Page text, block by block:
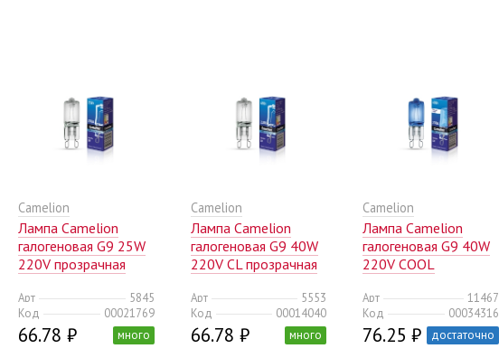
Camelion
Лампа Camelion
галогеновая G9 25W
220V прозрачная
Арт
5845
Код
00021769
66.78 ₽ много
Camelion
Лампа Camelion
галогеновая G9 40W
220V CL прозрачная
Арт
5553
Код
00014040
66.78 ₽ много
Camelion
Лампа Camelion
галогеновая G9 40W
220V COOL
Арт
11467
Код
00034316
76.25 ₽ достаточно